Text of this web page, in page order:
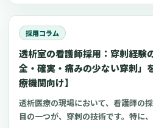
の方が他の事業所に就職を決めてし
は、面接後3日以内が目安」といった
るほど、採用活動のスピードは重要
「連絡が取れないのは、応募者の意
付けてしまうのは、貴重な採用の機
るかもしれません。連絡が途絶えて
要因が複雑に絡み合っています。こ
つきにくくなる原因を、「紹介エー
ないか、また院内感染対策の観点か
しょうか。しかし、その一方で、健
ケートな問題です。聞き方を一つ間
シーを侵害し、法律に抵触する「就
せん。良かれと思って尋ねたことが
可能性も否定できません。この記事
聞いてはいけないのか」という難し
の指針、そして他の医療機関の具体
採用コラム
透析室の看護師採用：穿刺経験
全・確実・痛みの少ない穿刺」
療機関向け】
透析医療の現場において、看護師の
目の一つが、穿刺の技術です。特に